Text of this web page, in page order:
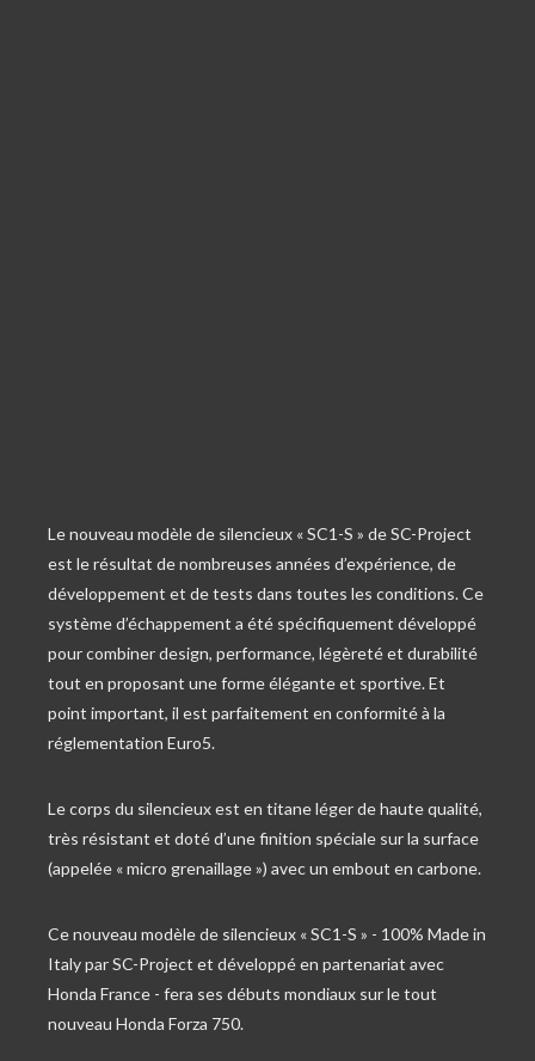
Le nouveau modèle de silencieux « SC1-S » de SC-Project
est le résultat de nombreuses années d’expérience, de
développement et de tests dans toutes les conditions. Ce
système d’échappement a été spécifiquement développé
pour combiner design, performance, légèreté et durabilité
tout en proposant une forme élégante et sportive. Et
point important, il est parfaitement en conformité à la
réglementation Euro5.
Le corps du silencieux est en titane léger de haute qualité,
très résistant et doté d’une finition spéciale sur la surface
(appelée « micro grenaillage ») avec un embout en carbone.
Ce nouveau modèle de silencieux « SC1-S » - 100% Made in
Italy par SC-Project et développé en partenariat avec
Honda France - fera ses débuts mondiaux sur le tout
nouveau Honda Forza 750.